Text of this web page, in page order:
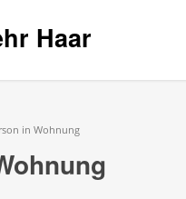
Haar
in Wohnung